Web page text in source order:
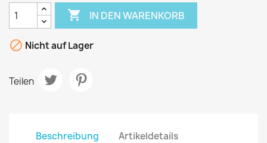
 IN DEN WARENKORB
 Nicht auf Lager
Teilen
Beschreibung Artikeldetails